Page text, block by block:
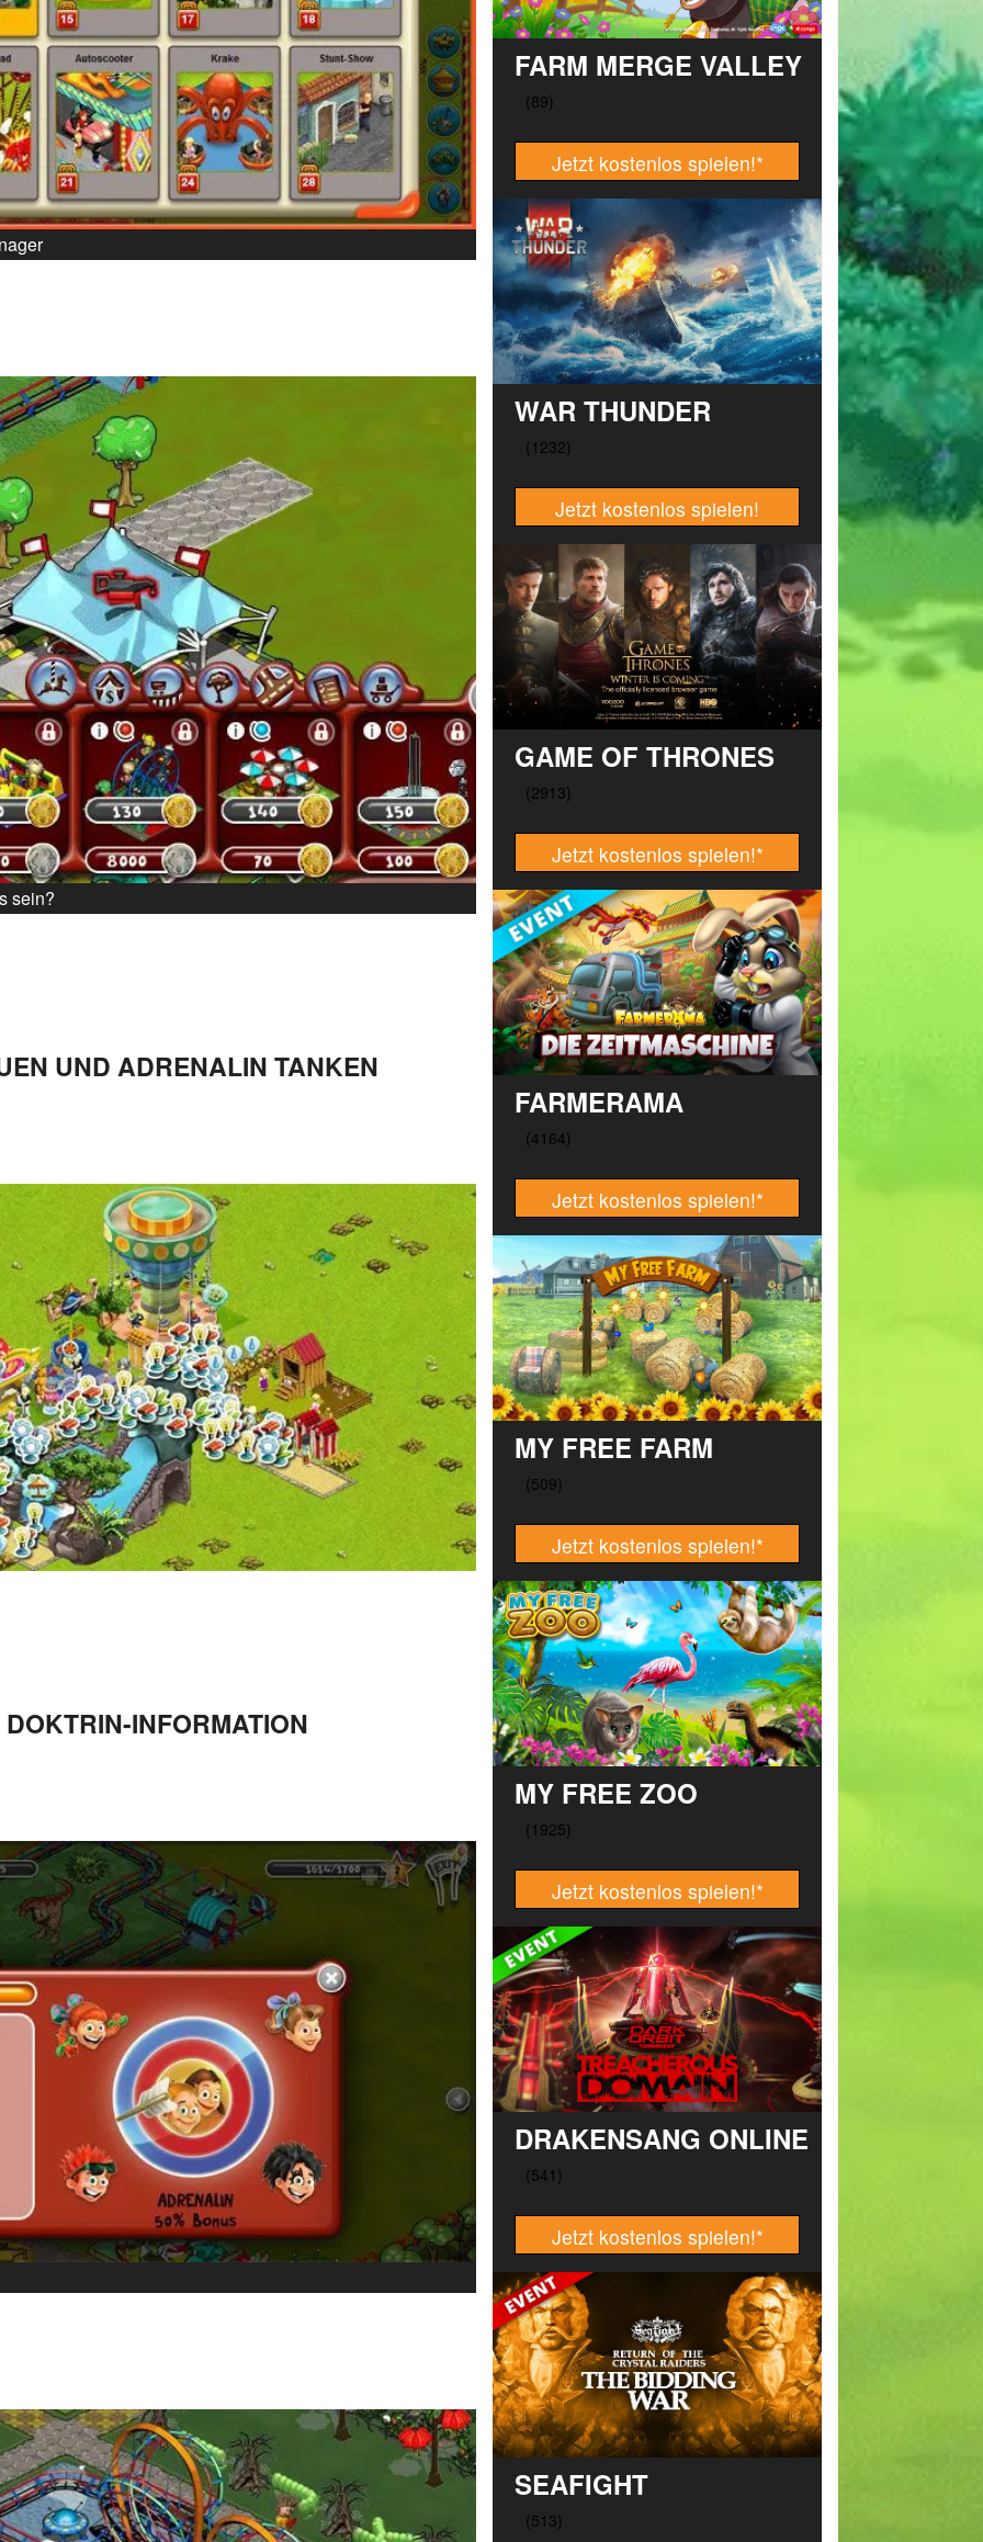
sein?
UND ADRENALIN TANKEN
INFORMATION
FARM MERGE VALLEY
Jetzt kostenlos spielen!*
WAR THUNDER
Jetzt kostenlos spielen!
GAME OF THRONES
Jetzt kostenlos spielen!*
FARMERAMA
Jetzt kostenlos spielen!*
MY FREE FARM
Jetzt kostenlos spielen!*
MY FREE ZOO
Jetzt kostenlos spielen!*
DRAKENSANG ONLINE
Jetzt kostenlos spielen!*
SEAFIGHT
Purposes